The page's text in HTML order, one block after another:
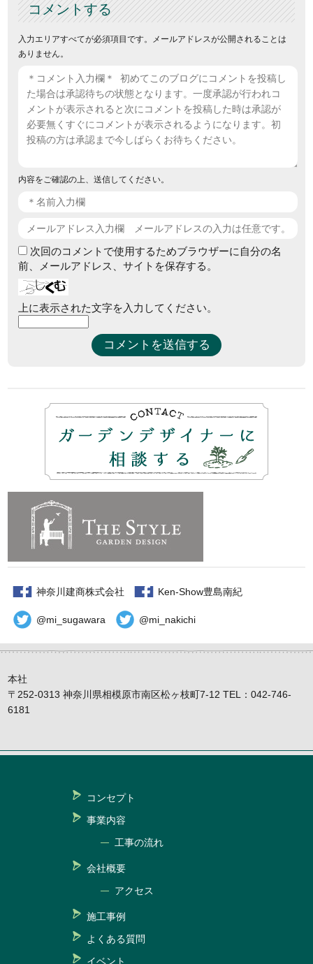
コメントする
入力エリアすべてが必須項目です。メールアドレスが公開されることは
ありません。
内容をご確認の上、送信してください。
次回のコメントで使用するためブラウザーに自分の名
前、メールアドレス、サイトを保存する。
上に表示された文字を入力してください。
神奈川建商株式会社 Ken-Show豊島南紀
@mi_sugawara @mi_nakichi
本社
〒252-0313 神奈川県相模原市南区松ヶ枝町7-12 TEL：042-746-
6181
コンセプト
事業内容
工事の流れ
会社概要
アクセス
施工事例
よくある質問
イベント